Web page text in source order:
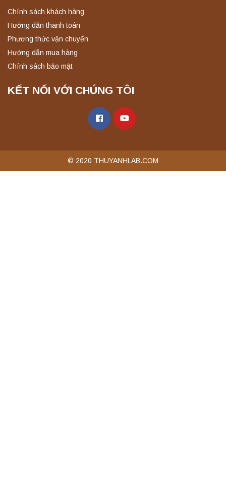
Chính sách khách hàng
Hướng dẫn thanh toán
Phương thức vận chuyển
Hướng dẫn mua hàng
Chính sách bảo mật
KẾT NỐI VỚI CHÚNG TÔI
© 2020 THUYANHLAB.COM